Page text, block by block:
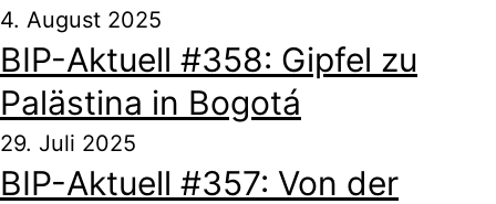
4. August 2025
BIP-Aktuell #358: Gipfel zu
Palästina in Bogotá
29. Juli 2025
BIP-Aktuell #357: Von der